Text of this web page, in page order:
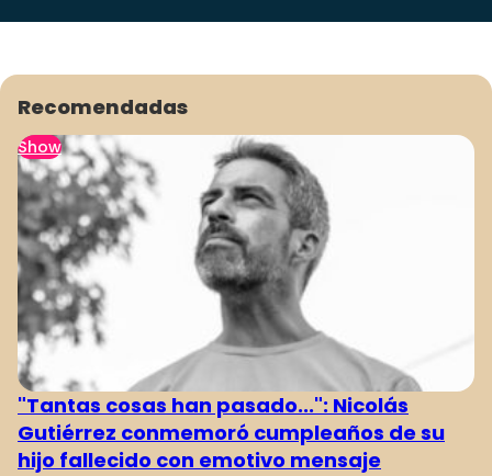
Recomendadas
Show
"Tantas cosas han pasado...": Nicolás
Gutiérrez conmemoró cumpleaños de su
hijo fallecido con emotivo mensaje